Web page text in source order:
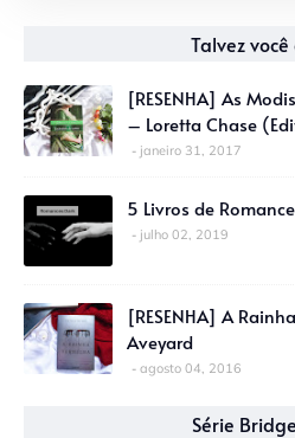
Talvez você
[RESENHA] As
– Loretta Chase
janeiro 31, 2017
5 Livros de
julho 02, 2019
[RESENHA] A
Aveyard
agosto 04, 2016
Série